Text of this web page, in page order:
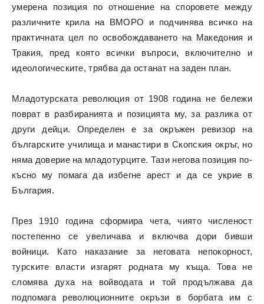
умерена позиция по отношение на споровете между
различните крила на ВМОРО и подчинява всичко на
практичната цел по освобождаването на Македония и
Тракия, пред която всички въпроси, включително и
идеологическите, трябва да останат на заден план.
Младотурската революция от 1908 година не бележи
поврат в разбиранията и позицията му, за разлика от
други дейци. Определен е за окръжен ревизор на
българските училища и манастири в Скопския окръг, но
няма доверие на младотурците. Тази негова позиция по-
късно му помага да избегне арест и да се укрие в
България.
През 1910 година сформира чета, чиято численост
постепенно се увеличава и включва дори бивши
войници. Като наказание за неговата непокорност,
турските власти изгарят родната му къща. Това не
сломява духа на войводата и той продължава да
подпомага революционните окръзи в борбата им с